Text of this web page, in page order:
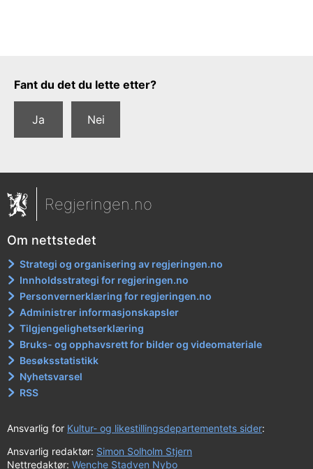
Tilbakemeldingsskjema
Fant du det du lette etter?
Ja Nei
Regjeringen.no
Om nettstedet
Strategi og organisering av regjeringen.no
Innholdsstrategi for regjeringen.no
Personvernerklæring for regjeringen.no
Administrer informasjonskapsler
Tilgjengelighetserklæring
Bruks- og opphavsrett for bilder og videomateriale
Besøksstatistikk
Nyhetsvarsel
RSS
Ansvarlig for Kultur- og likestillingsdepartementets sider:
Ansvarlig redaktør: Simon Solholm Stjern
Nettredaktør: Wenche Stadven Nybo